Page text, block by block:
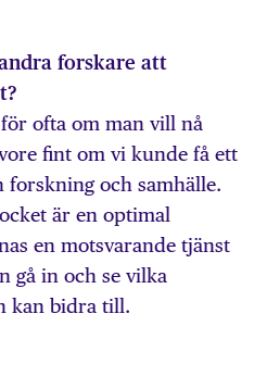
forskare att
ofta om man vill nå
fint om vi kunde få ett
forskning och samhälle.
är en optimal
en motsvarande tjänst
gå in och se vilka
kan bidra till.